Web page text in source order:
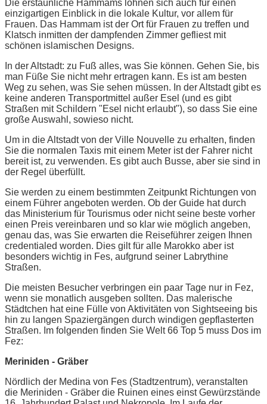
Die erstaunliche Hammams lohnen sich auch für einen
einzigartigen Einblick in die lokale Kultur, vor allem für
Frauen. Das Hammam ist der Ort für Frauen zu treffen und
Klatsch inmitten der dampfenden Zimmer gefliest mit
schönen islamischen Designs.
In der Altstadt: zu Fuß alles, was Sie können. Gehen Sie, bis
man Füße Sie nicht mehr ertragen kann. Es ist am besten
Weg zu sehen, was Sie sehen müssen. In der Altstadt gibt es
keine anderen Transportmittel außer Esel (und es gibt
Straßen mit Schildern "Esel nicht erlaubt"), so dass Sie eine
große Auswahl, sowieso nicht.
Um in die Altstadt von der Ville Nouvelle zu erhalten, finden
Sie die normalen Taxis mit einem Meter ist der Fahrer nicht
bereit ist, zu verwenden. Es gibt auch Busse, aber sie sind in
der Regel überfüllt.
Sie werden zu einem bestimmten Zeitpunkt Richtungen von
einem Führer angeboten werden. Ob der Guide hat durch
das Ministerium für Tourismus oder nicht seine beste vorher
einen Preis vereinbaren und so klar wie möglich angeben,
genau das, was Sie erwarten die Reiseführer zeigen Ihnen
credentialed worden. Dies gilt für alle Marokko aber ist
besonders wichtig in Fes, aufgrund seiner Labrythine
Straßen.
Die meisten Besucher verbringen ein paar Tage nur in Fez,
wenn sie monatlich ausgeben sollten. Das malerische
Städtchen hat eine Fülle von Aktivitäten von Sightseeing bis
hin zu langen Spaziergängen durch windigen gepflasterten
Straßen. Im folgenden finden Sie Welt 66 Top 5 muss Dos im
Fez:
Meriniden - Gräber
Nördlich der Medina von Fes (Stadtzentrum), veranstalten
die Meriniden - Gräber die Ruinen eines einst Gewürzstände